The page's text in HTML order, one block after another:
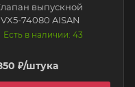
выпускной
74080 AISAN
Есть в наличии: 43
₽/штука